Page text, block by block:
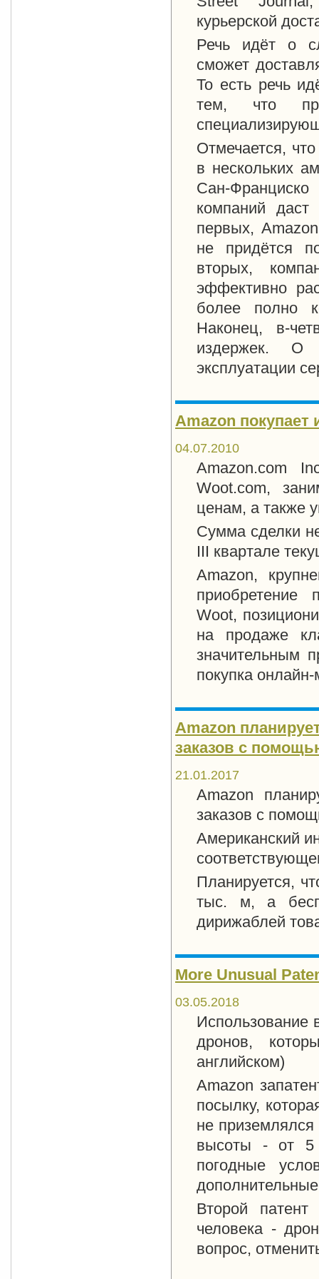
курьерской
Речь идёт о
сможет
То есть речь
тем, что
Отмечается,
в нескольких
Сан-
компаний
первых,
не придётся
вторых,
эффективно
более полно
Наконец, в-
издержек. О
эксплуатации
Amazon покупает
04.07.2010
Amazon.com
Woot.com,
ценам, а также
Сумма сделки
III квартале
Amazon,
приобретение
Woot,
на продаже
значительным
покупка
Amazon
заказов с
21.01.2017
Amazon
заказов с
Американский
Планируется,
тыс. м, а
дирижаблей
More Unusual
03.05.2018
дронов,
английском)
Amazon
посылку,
не
высоты - от
погодные
Второй
человека -
вопрос,